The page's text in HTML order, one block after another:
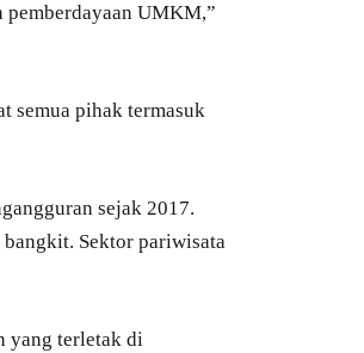
UMKM,”
semua pihak termasuk
sejak 2017.
bangkit. Sektor pariwisata
yang terletak di